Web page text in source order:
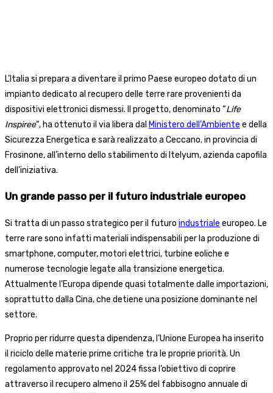
L’Italia si prepara a diventare il primo Paese europeo dotato di un
impianto dedicato al recupero delle terre rare provenienti da
dispositivi elettronici dismessi. Il progetto, denominato “Life
Inspiree“, ha ottenuto il via libera dal Ministero dell’Ambiente e della
Sicurezza Energetica e sarà realizzato a Ceccano, in provincia di
Frosinone, all’interno dello stabilimento di Itelyum, azienda capofila
dell’iniziativa.
Un grande passo per il futuro industriale europeo
Si tratta di un passo strategico per il futuro industriale europeo. Le
terre rare sono infatti materiali indispensabili per la produzione di
smartphone, computer, motori elettrici, turbine eoliche e
numerose tecnologie legate alla transizione energetica.
Attualmente l’Europa dipende quasi totalmente dalle importazioni,
soprattutto dalla Cina, che detiene una posizione dominante nel
settore.
Proprio per ridurre questa dipendenza, l’Unione Europea ha inserito
il riciclo delle materie prime critiche tra le proprie priorità. Un
regolamento approvato nel 2024 fissa l’obiettivo di coprire
attraverso il recupero almeno il 25% del fabbisogno annuale di